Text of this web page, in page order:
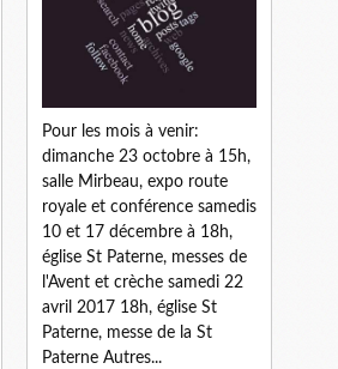
Pour les mois à venir:
dimanche 23 octobre à 15h,
salle Mirbeau, expo route
royale et conférence samedis
10 et 17 décembre à 18h,
église St Paterne, messes de
l'Avent et crèche samedi 22
avril 2017 18h, église St
Paterne, messe de la St
Paterne Autres...